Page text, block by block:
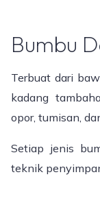
Bumbu
Terbuat dari
kadang
opor, tumisan,
Setiap jenis
teknik